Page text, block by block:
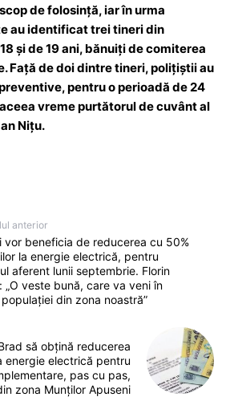
de folosință, iar în urma
au identificat trei tineri din
şi de 19 ani, bănuiţi de comiterea
Față de doi dintre tineri, poliţiştii au
pentru o perioadă de 24
vreme purtătorul de cuvânt al
Nițu.
anterior
vor beneficia de reducerea cu 50%
la energie electrică, pentru
aferent lunii septembrie. Florin
„O veste bună, care va veni în
din zona noastră”
să obțină reducerea
energie electrică pentru
pas cu pas,
zona Munților Apuseni